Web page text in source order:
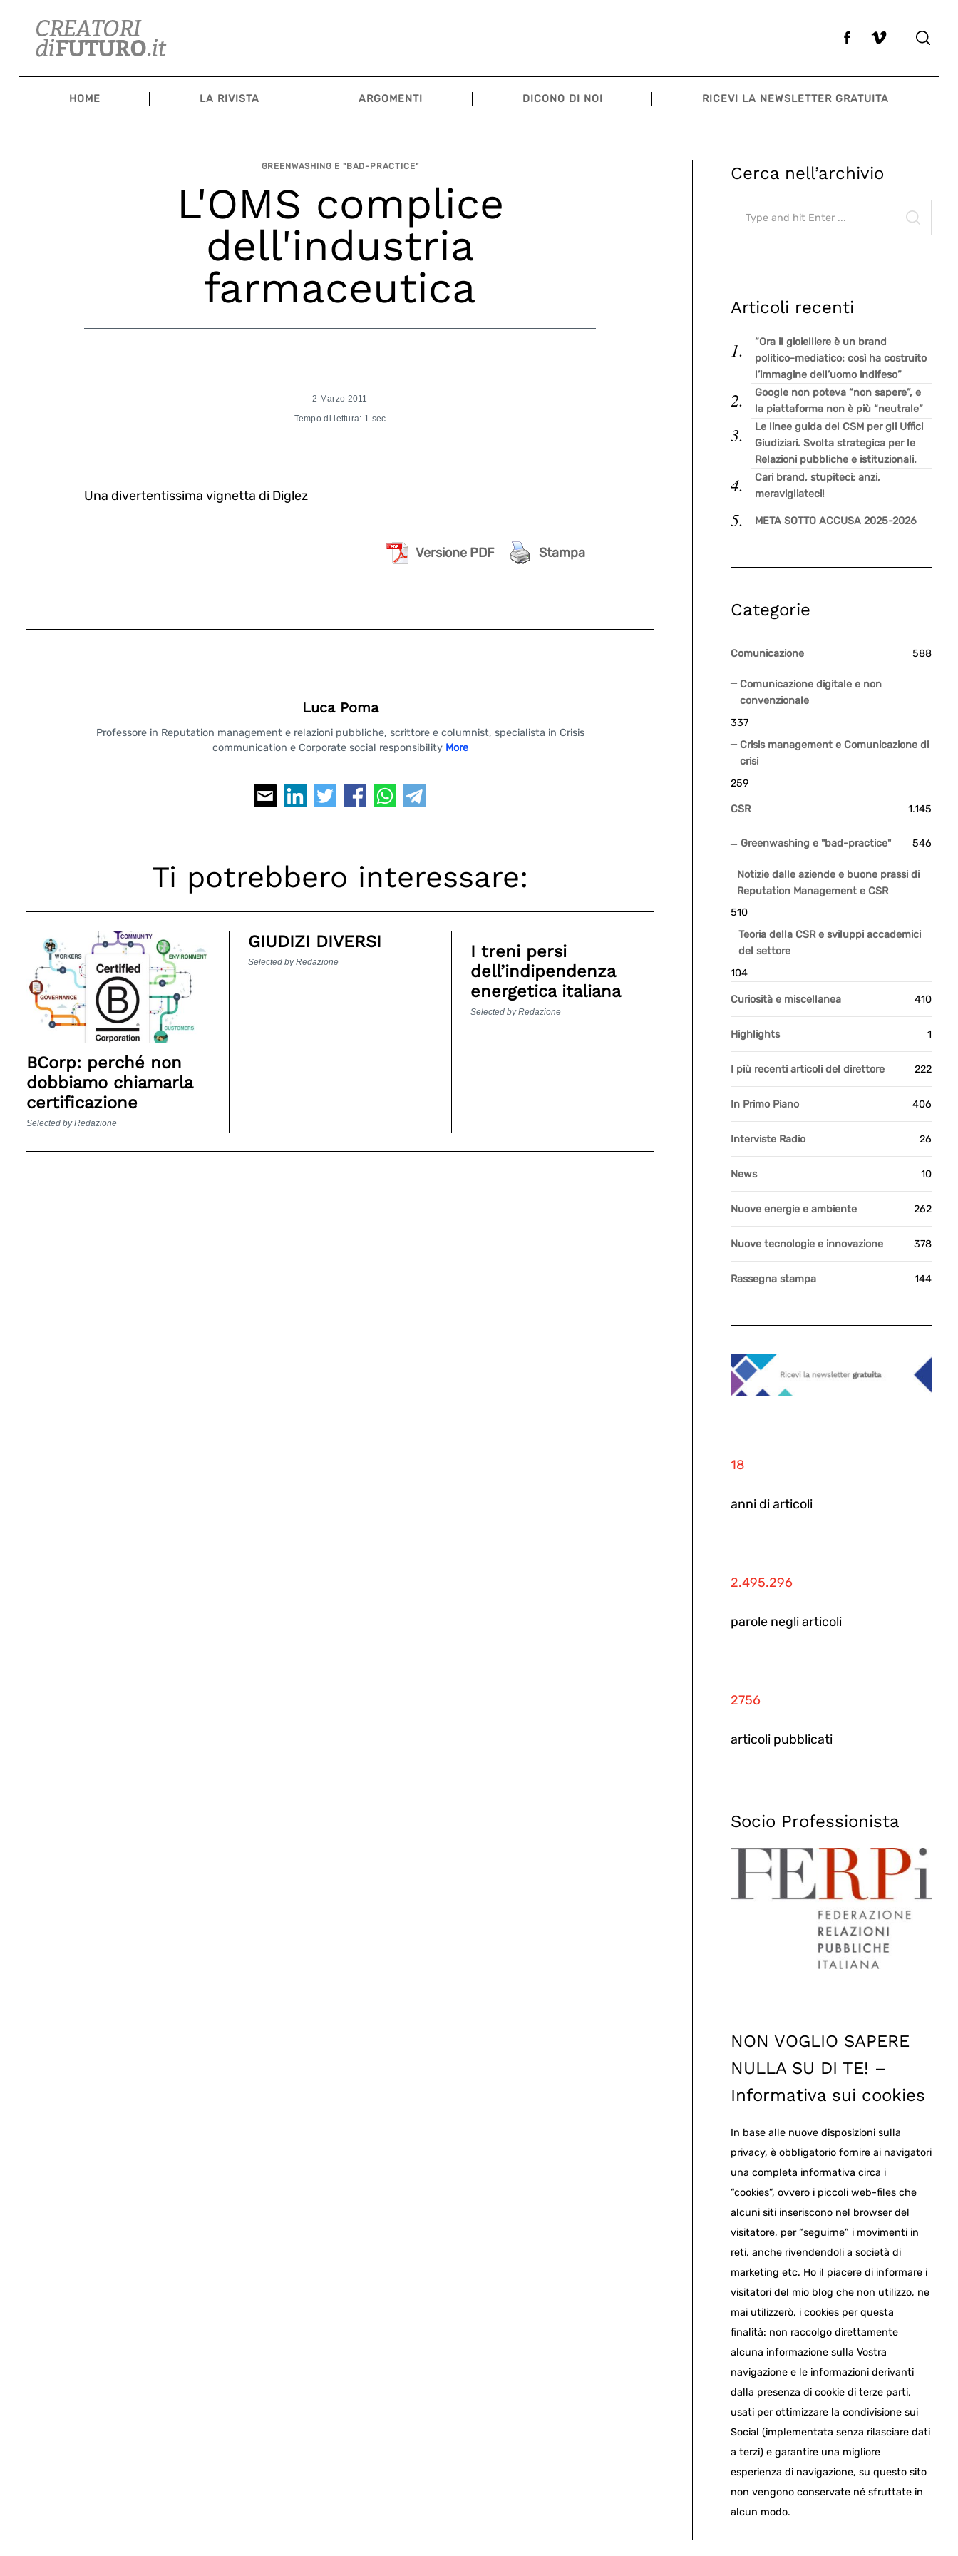
content
HOME LA RIVISTA ARGOMENTI DICONO DI NOI RICEVI LA NEWSLETTER GRATUITA
GREENWASHING E "BAD-PRACTICE"
L'OMS complice
dell'industria
farmaceutica
2 Marzo 2011
Tempo di lettura: 1 sec
Una divertentissima vignetta di Diglez
Versione PDF Stampa
Luca Poma
Professore in Reputation management e relazioni pubbliche, scrittore e columnist, specialista in Crisis
communication e Corporate social responsibility More
Ti potrebbero interessare:
BCorp: perché non
dobbiamo chiamarla
certificazione
Selected by Redazione
GIUDIZI DIVERSI
Selected by Redazione
I treni persi
dell’indipendenza
energetica italiana
Selected by Redazione
Cerca nell’archivio
Search
for:
Articoli recenti
“Ora il gioielliere è un brand
politico-mediatico: così ha costruito
l’immagine dell’uomo indifeso”
Google non poteva “non sapere”, e
la piattaforma non è più “neutrale”
Le linee guida del CSM per gli Uffici
Giudiziari. Svolta strategica per le
Relazioni pubbliche e istituzionali.
Cari brand, stupiteci; anzi,
meravigliateci!
META SOTTO ACCUSA 2025-2026
Categorie
Comunicazione 588
Comunicazione digitale e non
convenzionale
337
Crisis management e Comunicazione di
crisi
259
CSR 1.145
Greenwashing e "bad-practice" 546
Notizie dalle aziende e buone prassi di
Reputation Management e CSR
510
Teoria della CSR e sviluppi accademici
del settore
104
Curiosità e miscellanea 410
Highlights 1
I più recenti articoli del direttore 222
In Primo Piano 406
Interviste Radio 26
News 10
Nuove energie e ambiente 262
Nuove tecnologie e innovazione 378
Rassegna stampa 144
18
anni di articoli
2.495.296
parole negli articoli
2756
articoli pubblicati
Socio Professionista
NON VOGLIO SAPERE
NULLA SU DI TE! –
Informativa sui cookies
In base alle nuove disposizioni sulla
privacy, è obbligatorio fornire ai navigatori
una completa informativa circa i
“cookies”, ovvero i piccoli web-files che
alcuni siti inseriscono nel browser del
visitatore, per “seguirne” i movimenti in
reti, anche rivendendoli a società di
marketing etc. Ho il piacere di informare i
visitatori del mio blog che non utilizzo, ne
mai utilizzerò, i cookies per questa
finalità: non raccolgo direttamente
alcuna informazione sulla Vostra
navigazione e le informazioni derivanti
dalla presenza di cookie di terze parti,
usati per ottimizzare la condivisione sui
Social (implementata senza rilasciare dati
a terzi) e garantire una migliore
esperienza di navigazione, su questo sito
non vengono conservate né sfruttate in
alcun modo.
Search